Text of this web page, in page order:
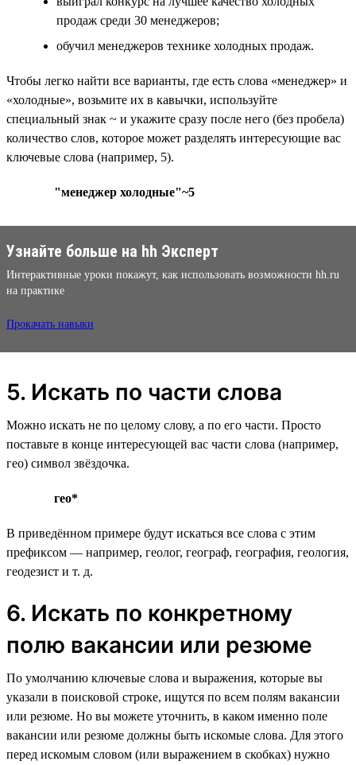
продаж среди 30 менеджеров;
обучил менеджеров технике холодных продаж.
Чтобы легко найти все варианты, где есть слова «менеджер» и
«холодные», возьмите их в кавычки, используйте
специальный знак ~ и укажите сразу после него (без пробела)
количество слов, которое может разделять интересующие вас
ключевые слова (например, 5).
"менеджер холодные"~5
Узнайте больше на hh Эксперт
Интерактивные уроки покажут, как использовать возможности hh.ru
на практике
Прокачать навыки
5. Искать по части слова
Можно искать не по целому слову, а по его части. Просто
поставьте в конце интересующей вас части слова (например,
гео) символ звёздочка.
гео*
В приведённом примере будут искаться все слова с этим
префиксом — например, геолог, географ, география, геология,
геодезист и т. д.
6. Искать по конкретному
полю вакансии или резюме
По умолчанию ключевые слова и выражения, которые вы
указали в поисковой строке, ищутся по всем полям вакансии
или резюме. Но вы можете уточнить, в каком именно поле
вакансии или резюме должны быть искомые слова. Для этого
перед искомым словом (или выражением в скобках) нужно